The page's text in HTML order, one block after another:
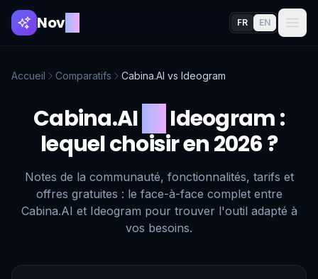
NovAI FR EN
Accueil Comparatifs Cabina.AI vs Ideogram
Cabina.AI Ideogram:
lequel choisir en 2026 ?
Notes de la communauté, fonctionnalités, tarifs et
offres gratuites : le face-à-face complet entre
Cabina.AI et Ideogram pour trouver l'outil adapté à
vos besoins.